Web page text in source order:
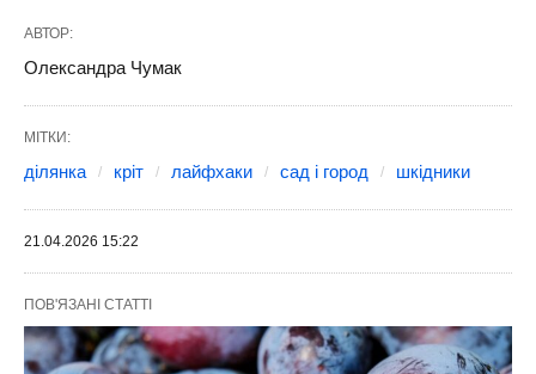
АВТОР:
Олександра Чумак
МІТКИ:
ділянка кріт лайфхаки сад і город шкідники
21.04.2026 15:22
ПОВ'ЯЗАНІ СТАТТІ